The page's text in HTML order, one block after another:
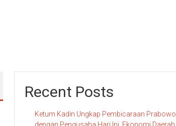
Recent Posts
Ketum Kadin Ungkap Pembicaraan Prabowo